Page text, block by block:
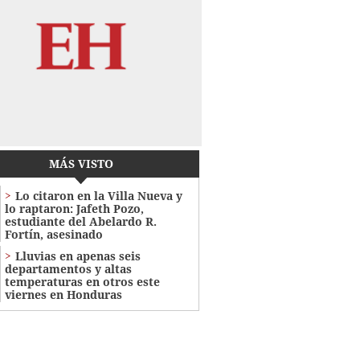
MÁS VISTO
Lo citaron en la Villa Nueva y
lo raptaron: Jafeth Pozo,
estudiante del Abelardo R.
Fortín, asesinado
Lluvias en apenas seis
departamentos y altas
temperaturas en otros este
viernes en Honduras